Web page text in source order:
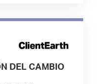
DEL CAMBIO